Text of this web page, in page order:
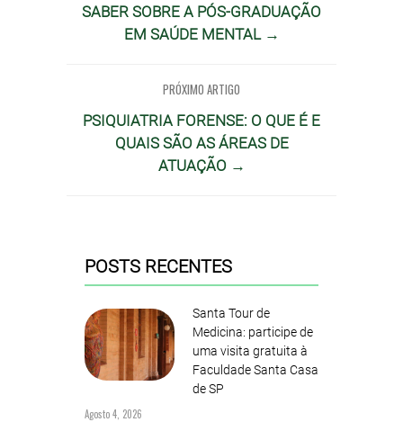
SABER SOBRE A PÓS-GRADUAÇÃO
EM SAÚDE MENTAL →
PRÓXIMO ARTIGO
PSIQUIATRIA FORENSE: O QUE É E
QUAIS SÃO AS ÁREAS DE
ATUAÇÃO →
POSTS RECENTES
Santa Tour de
Medicina: participe de
uma visita gratuita à
Faculdade Santa Casa
de SP
Agosto 4, 2026